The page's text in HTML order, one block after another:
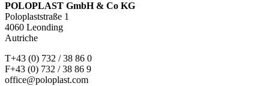
POLOPLAST GmbH & Co KG
Poloplaststraße 1
4060 Leonding
Autriche
T+43 (0) 732 / 38 86 0
F+43 (0) 732 / 38 86 9
office@poloplast.com